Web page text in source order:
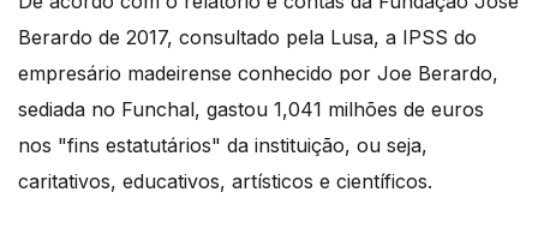
Berardo de 2017, consultado pela Lusa, a IPSS do
empresário madeirense conhecido por Joe Berardo,
sediada no Funchal, gastou 1,041 milhões de euros
nos "fins estatutários" da instituição, ou seja,
caritativos, educativos, artísticos e científicos.